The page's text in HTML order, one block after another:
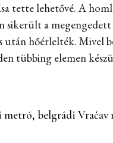
tette lehetővé. A
sikerült a
után hőérlelték.
tübbing elemen
belgrádi Vračav